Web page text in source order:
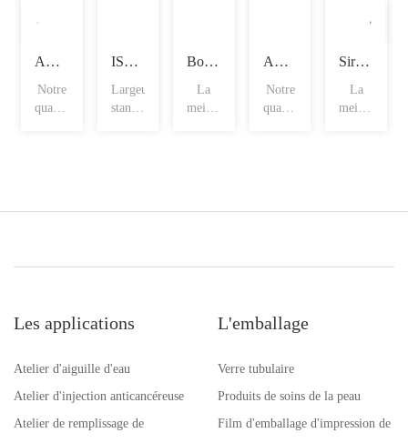
Ampoules à tige droite
Notre
qualité
ISO fioles
Largeur
standard
Bouteilles spéciales pour sirop
La
meilleure
Ampoules en forme d'entonnoir
Notre
qualité
Sirop avec marque de remplissage
La
meilleure
Les applications
Atelier d'aiguille d'eau
Atelier d'injection anticancéreuse
Atelier de remplissage de
L'emballage
Verre tubulaire
Produits de soins de la peau
Film d'emballage d'impression de